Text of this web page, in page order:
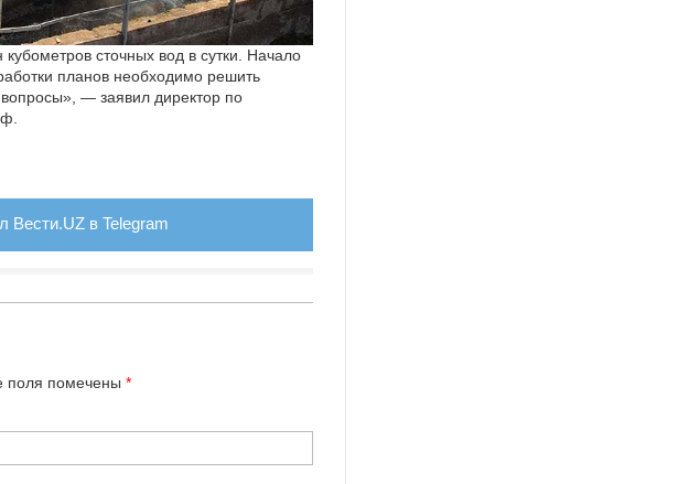
сточных вод в сутки. Начало
планов необходимо решить
— заявил директор по
Вести.UZ в Telegram
поля помечены *